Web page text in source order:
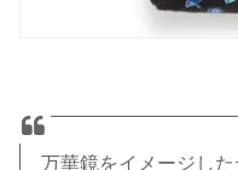
万華鏡をイメージし